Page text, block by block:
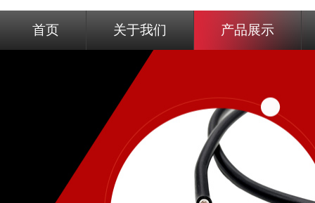
首页 关于我们 产品展示